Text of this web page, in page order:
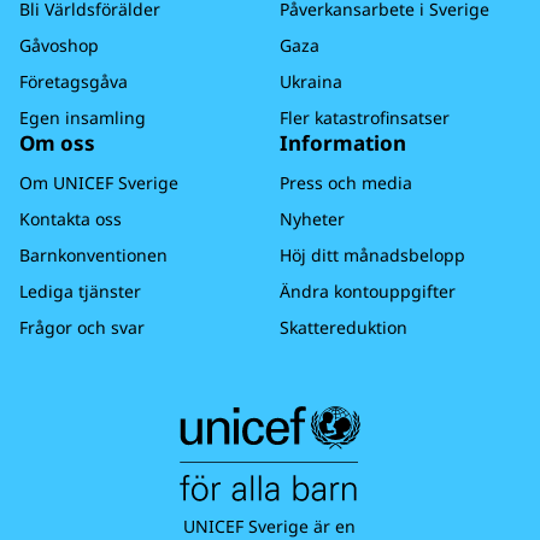
gåvokort och minneskort).
Läs mer om
återbetalning i vår
insamlingspolicy.
Vänligen kontakta oss på unicef@unicef.se om
du inte har fått din faktura inom 3h så hjälper
vi dig.
Varmt tack för din gåva och stöd till barns
rättigheter - du gör stor skillnad för alla barn!
Bli Världsförälder
Gåvoshop
Företagsgåva
Egen insamling
Påverkansarbete i Sverige
Gaza
Ukraina
Fler katastrofinsatser
Om oss
Om UNICEF Sverige
Kontakta oss
Barnkonventionen
Lediga tjänster
Frågor och svar
Information
Press och media
Nyheter
Höj ditt månadsbelopp
Ändra kontouppgifter
Skattereduktion
UNICEF Sverige är en